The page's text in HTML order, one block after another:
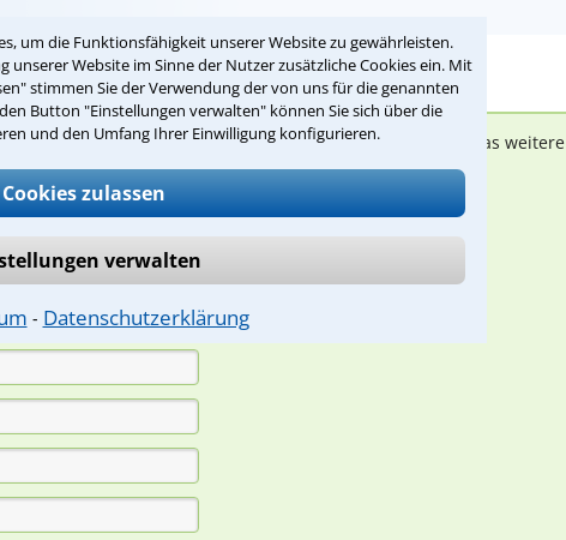
um die Funktionsfähigkeit unserer Website zu gewährleisten.
Website im Sinne der Nutzer zusätzliche Cookies ein. Mit
stimmen Sie der Verwendung der von uns für die genannten
Button "Einstellungen verwalten" können Sie sich über die
und den Umfang Ihrer Einwilligung konfigurieren.
Cookies zulassen
verwalten
⁃ Datenschutzerklärung
sich spezialisierte Rechtsanwälte bei Ihnen melden, um das weitere
ist für Sie kostenlos.